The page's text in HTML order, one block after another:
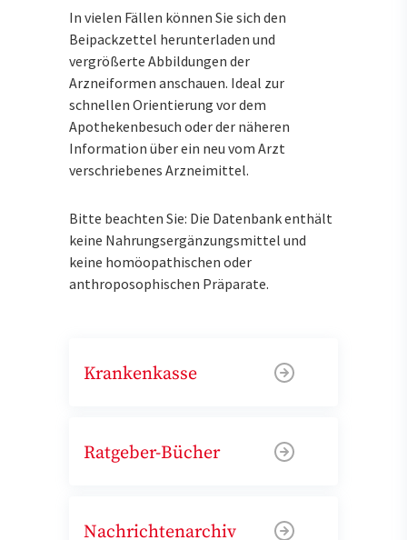
In vielen Fällen können Sie sich den
Beipackzettel herunterladen und
vergrößerte Abbildungen der
Arzneiformen anschauen. Ideal zur
schnellen Orientierung vor dem
Apothekenbesuch oder der näheren
Information über ein neu vom Arzt
verschriebenes Arzneimittel.
Bitte beachten Sie: Die Datenbank enthält
keine Nahrungsergänzungsmittel und
keine homöopathischen oder
anthroposophischen Präparate.
Krankenkasse
Ratgeber-Bücher
Nachrichtenarchiv